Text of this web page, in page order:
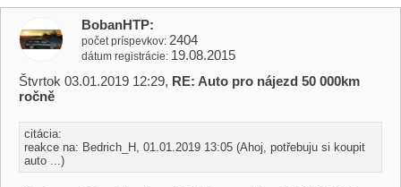
BobanHTP
počet príspevkov 2404
dátum registrácie 19.08.2015
Štvrtok 03.01.2019 12:29, RE: Auto pro nájezd 50 000km
ročně
citácia:
reakce na: Bedrich_H, 01.01.2019 13:05 (Ahoj, potřebuju si koupit
auto ...)